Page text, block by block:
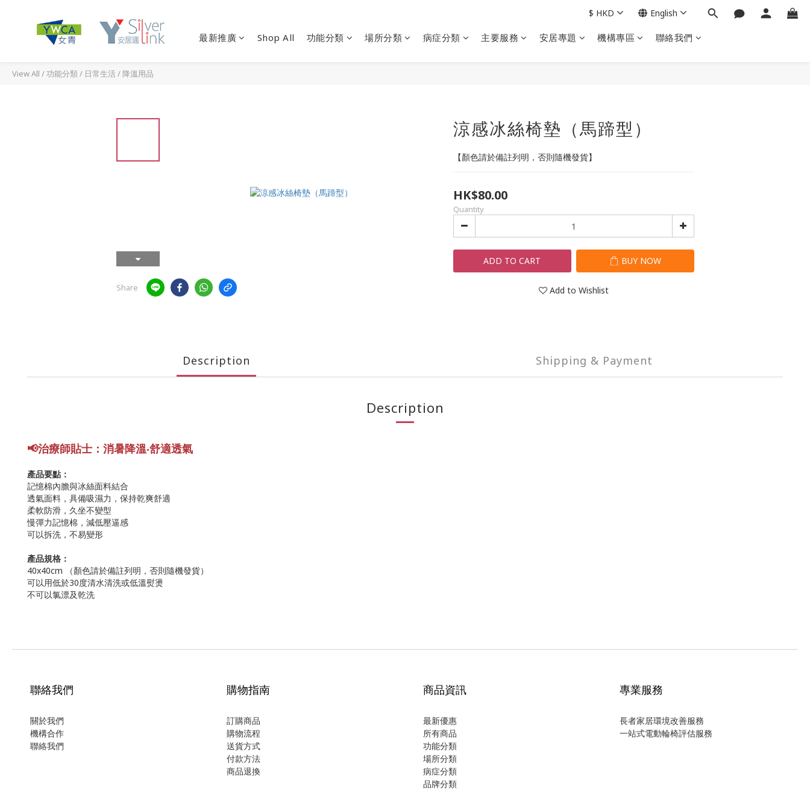
最新推廣 Shop All 功能分類 場所分類 病症分類 主要服務 安居專題 機構專區 聯絡我們
$ HKD English
View All /功能分類/ 日常生活/降溫用品
Share
涼感冰絲椅墊（馬蹄型）
【顏色請於備註列明，否則隨機發貨】
HK$80.00
Quantity
ADD TO CART BUY NOW
Add to Wishlist
Description Shipping & Payment
Description
📢治療師貼士 ：消暑降溫‧舒適透氣
產品要點：
記憶棉內膽與冰絲面料結合
透氣面料，具備吸濕力，保持乾爽舒適
柔軟防滑，久坐不變型
慢彈力記憶棉，減低壓逼感
可以拆洗，不易變形
產品規格：
40x40cm （顏色請於備註列明，否則隨機發貨）
可以用低於30度清水清洗或低溫熨燙
不可以氯漂及乾洗
聯絡我們
關於我們
機構合作
聯絡我們
購物指南
訂購商品
購物流程
送貨方式
付款方法
商品退換
商品資訊
最新優惠
所有商品
功能分類
場所分類
病症分類
品牌分類
專業服務
長者家居環境改善服務
一站式電動輪椅評估服務